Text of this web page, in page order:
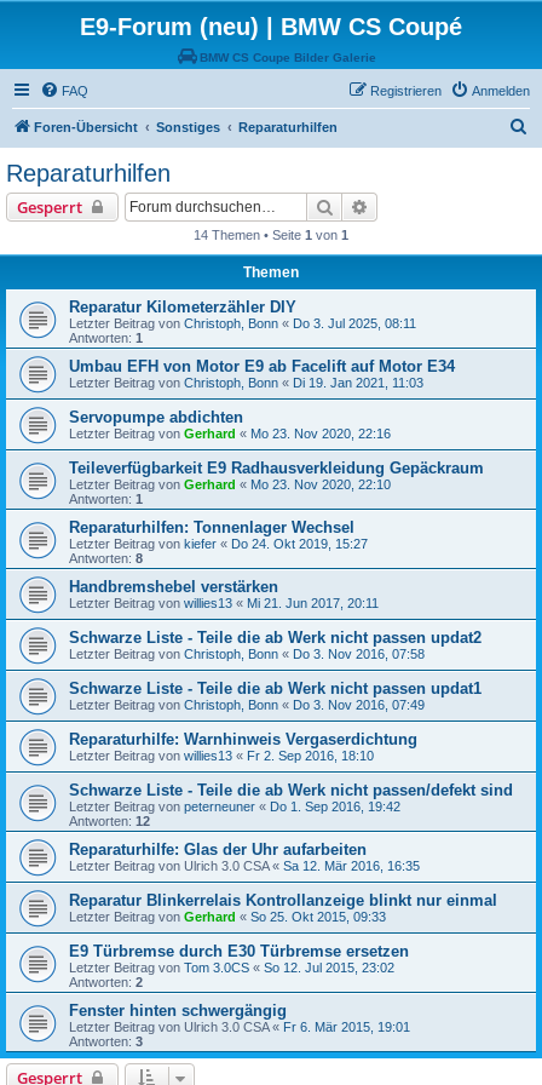
E9-Forum (neu) | BMW CS Coupé
BMW CS Coupe Bilder Galerie
FAQ Anmelden
Registrieren
Foren-Übersicht Sonstiges Reparaturhilfen
Reparaturhilfen
Gesperrt Suche
14 Themen • Seite 1 von 1
Themen
Reparatur Kilometerzähler DIY
Letzter Beitrag von Christoph, Bonn « Do 3. Jul 2025, 08:11
Antworten: 1
Umbau EFH von Motor E9 ab Facelift auf Motor E34
Letzter Beitrag von Christoph, Bonn « Di 19. Jan 2021, 11:03
Servopumpe abdichten
Letzter Beitrag von Gerhard « Mo 23. Nov 2020, 22:16
Teileverfügbarkeit E9 Radhausverkleidung Gepäckraum
Letzter Beitrag von Gerhard « Mo 23. Nov 2020, 22:10
Antworten: 1
Reparaturhilfen: Tonnenlager Wechsel
Letzter Beitrag von kiefer « Do 24. Okt 2019, 15:27
Antworten: 8
Handbremshebel verstärken
Letzter Beitrag von willies13 « Mi 21. Jun 2017, 20:11
Schwarze Liste - Teile die ab Werk nicht passen updat2
Letzter Beitrag von Christoph, Bonn « Do 3. Nov 2016, 07:58
Schwarze Liste - Teile die ab Werk nicht passen updat1
Letzter Beitrag von Christoph, Bonn « Do 3. Nov 2016, 07:49
Reparaturhilfe: Warnhinweis Vergaserdichtung
Letzter Beitrag von willies13 « Fr 2. Sep 2016, 18:10
Schwarze Liste - Teile die ab Werk nicht passen/defekt sind
Letzter Beitrag von peterneuner « Do 1. Sep 2016, 19:42
Antworten: 12
Reparaturhilfe: Glas der Uhr aufarbeiten
Letzter Beitrag von Ulrich 3.0 CSA« Sa 12. Mär 2016, 16:35
Reparatur Blinkerrelais Kontrollanzeige blinkt nur einmal
Letzter Beitrag von Gerhard « So 25. Okt 2015, 09:33
E9 Türbremse durch E30 Türbremse ersetzen
Letzter Beitrag von Tom 3.0CS « So 12. Jul 2015, 23:02
Antworten: 2
Fenster hinten schwergängig
Letzter Beitrag von Ulrich 3.0 CSA« Fr 6. Mär 2015, 19:01
Antworten: 3
Gesperrt